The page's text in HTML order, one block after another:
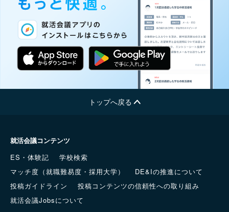
トップへ戻る
就活会議コンテンツ
ES・体験記
学校検索
マッチ度（就職難易度・採用大学）
DE&Iの推進について
投稿ガイドライン
投稿コンテンツの信頼性への取り組み
就活会議Jobsについて